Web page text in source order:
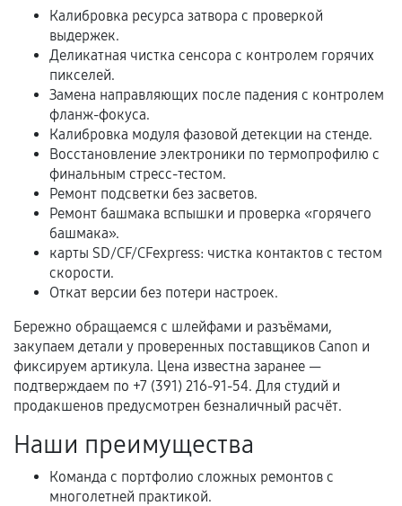
и кассовый чек.
Расширенная гарантия
В некоторых случаях возможно оформление
расширенной гарантии. Стоимость, сроки и
условия продления согласовываются отдельно и
фиксируются в документах.
Когда гарантия не действует
Нарушение правил эксплуатации,
механические повреждения, попадание влаги,
перегрев, коррозия.
Самостоятельный ремонт или вмешательство
третьих лиц.
предусмотрено отдельно.
Обращение после окончания гарантийного
срока.
Калибровка ресурса затвора с проверкой
выдержек.
Деликатная чистка сенсора с контролем горячих
пикселей.
Замена направляющих после падения с контролем
фланж-фокуса.
Калибровка модуля фазовой детекции на стенде.
Восстановление электроники по термопрофилю с
финальным стресс-тестом.
Ремонт подсветки без засветов.
Ремонт башмака вспышки и проверка «горячего
башмака».
карты SD/CF/CFexpress: чистка контактов с тестом
скорости.
Откат версии без потери настроек.
Бережно обращаемся с шлейфами и разъёмами,
закупаем детали у проверенных поставщиков Canon и
фиксируем артикула. Цена известна заранее —
подтверждаем по +7 (391) 216-91-54. Для студий и
продакшенов предусмотрен безналичный расчёт.
Наши преимущества
Команда с портфолио сложных ремонтов с
многолетней практикой.